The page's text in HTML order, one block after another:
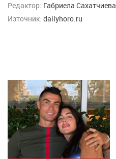
Редактор: Габриела Сахатчиева
Източник: dailyhoro.ru